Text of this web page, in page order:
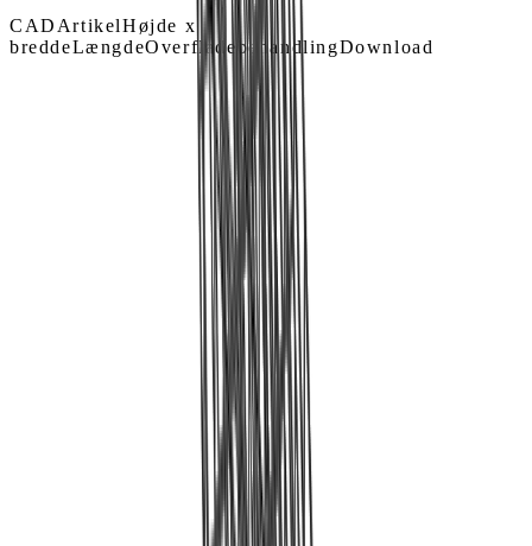
CAD ArtikelHøjde x
breddeLængdeOverfladebehandlingDownload